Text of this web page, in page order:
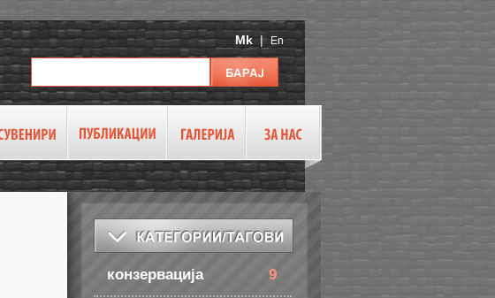
Mk |En
конзервација 9